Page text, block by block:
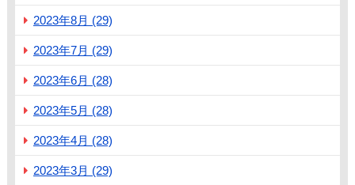
2023年8月 (29)
2023年7月 (29)
2023年6月 (28)
2023年5月 (28)
2023年4月 (28)
2023年3月 (29)